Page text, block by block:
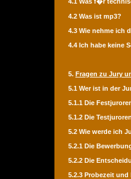
4.2 Was ist mp3?
4.3 Wie nehme ich
4.4 Ich habe keine
5. Fragen zu Jury
5.1 Wer ist in der
5.1.1 Die
5.1.2 Die
5.2 Wie werde ich
5.2.1 Die
5.2.2 Die
5.2.3 Probezeit